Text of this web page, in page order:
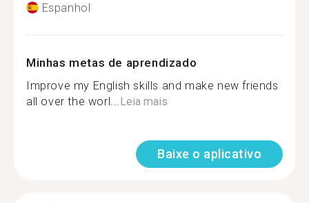
Espanhol
Minhas metas de aprendizado
Improve my English skills and make new friends
all over the worl... Leia mais
Baixe o aplicativo